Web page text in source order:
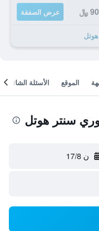
90 ﷼ عرض الصفقة
الموقع الأسئلة الشائعة
سنتر هوتل
ن 17/8